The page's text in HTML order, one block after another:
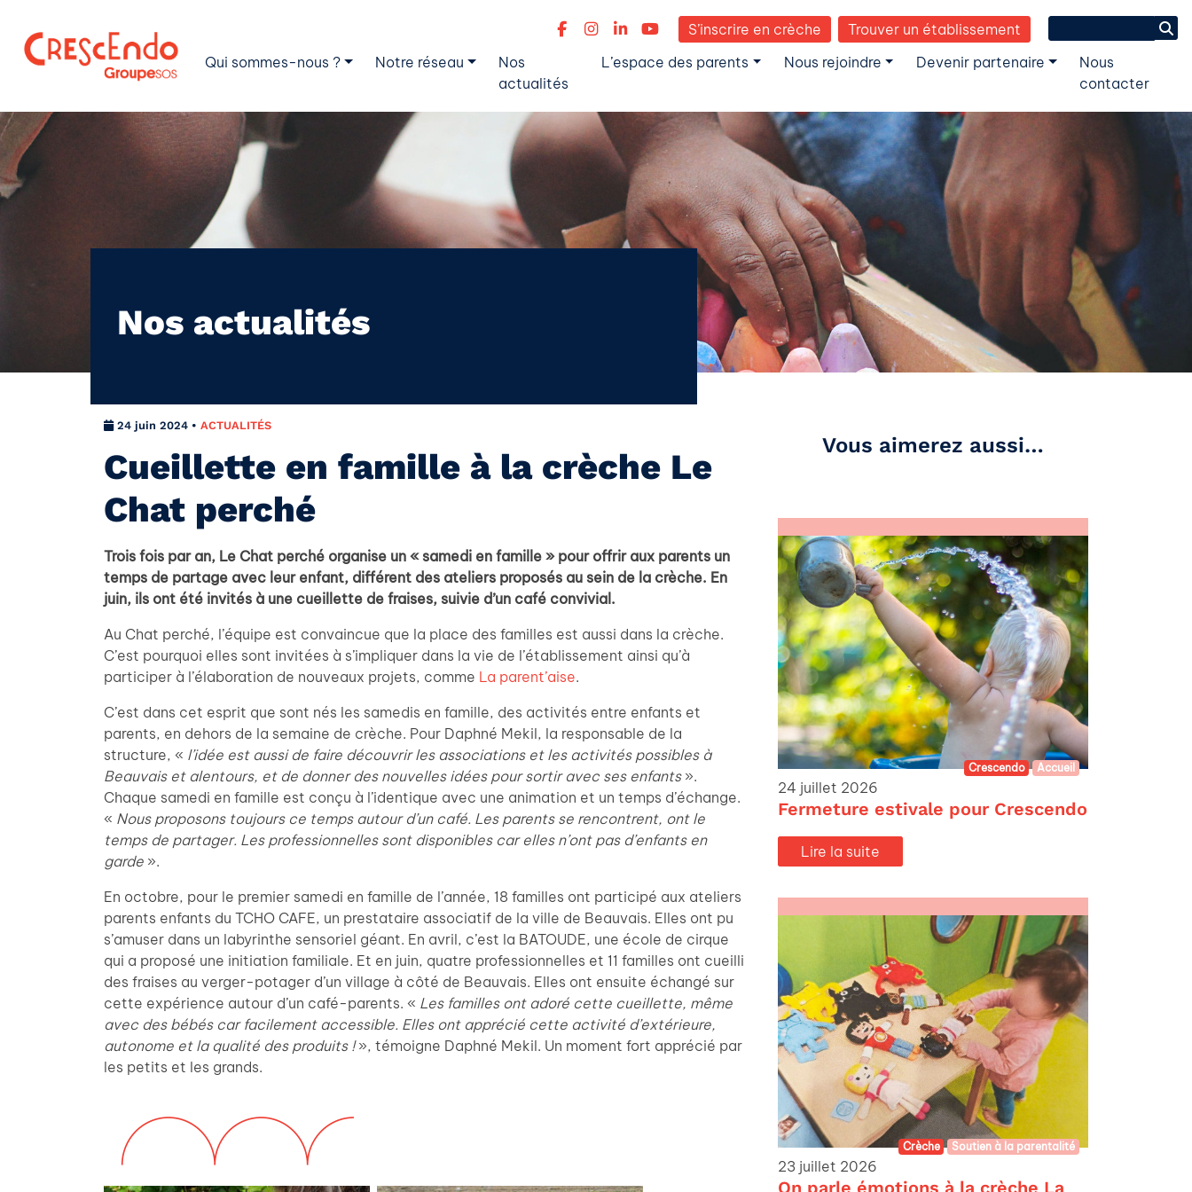
S’inscrire en crèche Trouver un établissement
Qui sommes-nous ?
Notre réseau
Nos
actualités
L’espace des parents Nous rejoindre Devenir partenaire
Nous
contacter
Nos actualités
24 juin 2024 • ACTUALITÉS
Cueillette en famille à la crèche Le
Chat perché
Trois fois par an, Le Chat perché organise un « samedi en famille » pour offrir aux parents un
temps de partage avec leur enfant, différent des ateliers proposés au sein de la crèche. En
juin, ils ont été invités à une cueillette de fraises, suivie d’un café convivial.
Au Chat perché, l’équipe est convaincue que la place des familles est aussi dans la crèche.
C’est pourquoi elles sont invitées à s’impliquer dans la vie de l’établissement ainsi qu’à
participer à l’élaboration de nouveaux projets, comme La parent’aise.
C’est dans cet esprit que sont nés les samedis en famille, des activités entre enfants et
parents, en dehors de la semaine de crèche. Pour Daphné Mekil, la responsable de la
structure, « l’idée est aussi de faire découvrir les associations et les activités possibles à
Beauvais et alentours, et de donner des nouvelles idées pour sortir avec ses enfants».
Chaque samedi en famille est conçu à l’identique avec une animation et un temps d’échange.
« Nous proposons toujours ce temps autour d’un café. Les parents se rencontrent, ont le
temps de partager. Les professionnelles sont disponibles car elles n’ont pas d’enfants en
garde ».
En octobre, pour le premier samedi en famille de l’année, 18 familles ont participé aux ateliers
parents enfants du TCHO CAFE, un prestataire associatif de la ville de Beauvais. Elles ont pu
s’amuser dans un labyrinthe sensoriel géant. En avril, c’est la BATOUDE, une école de cirque
qui a proposé une initiation familiale. Et en juin, quatre professionnelles et 11 familles ont cueilli
des fraises au verger-potager d’un village à côté de Beauvais. Elles ont ensuite échangé sur
cette expérience autour d’un café-parents. « Les familles ont adoré cette cueillette, même
avec des bébés car facilement accessible. Elles ont apprécié cette activité d’extérieure,
autonome et la qualité des produits !», témoigne Daphné Mekil. Un moment fort apprécié par
les petits et les grands.
Vous aimerez aussi…
Crescendo Accueil
24 juillet 2026
Fermeture estivale pour Crescendo
Lire la suite
Crèche Soutien à la parentalité
23 juillet 2026
On parle émotions à la crèche La